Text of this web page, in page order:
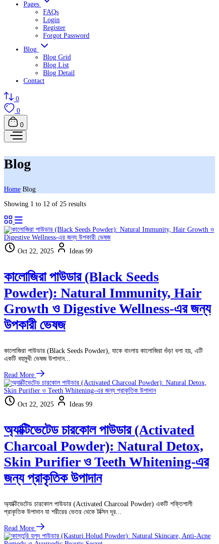
Pages
FAQs
Login
Register
Forgot Password
Blog
Blog Grid
Blog List
Blog Detail
Contact
0
0
0
Blog
Home Blog
Showing 1 to 12 of 25 results
Oct 22, 2025 Ideas 99
কালোজিরা পাউডার (Black Seeds
Powder): Natural Immunity, Hair
Growth ও Digestive Wellness-এর জন্য
উপকারী ভেষজ
কালোজিরা পাউডার (Black Seeds Powder), যাকে বাংলায় কালোজিরা গুঁড়া বলা হয়, এটি
একটি বহুমুখী ভেষজ উপাদান...
Read More
Oct 22, 2025 Ideas 99
অ্যাক্টিভেটেড চারকোল পাউডার (Activated
Charcoal Powder): Natural Detox,
Skin Purifier ও Teeth Whitening-এর
জন্য প্রাকৃতিক উপাদান
অ্যাক্টিভেটেড চারকোল পাউডার (Activated Charcoal Powder) একটি শক্তিশালী
প্রাকৃতিক উপাদান যা শরীরের ভেতর থেকে টক্সিন দূর...
Read More